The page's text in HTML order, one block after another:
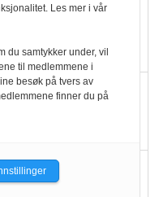
å velge
i butikkhylla
sliter
Les mer i vår
du samtykker under, vil
til medlemmene i
besøk på tvers av
finner du på